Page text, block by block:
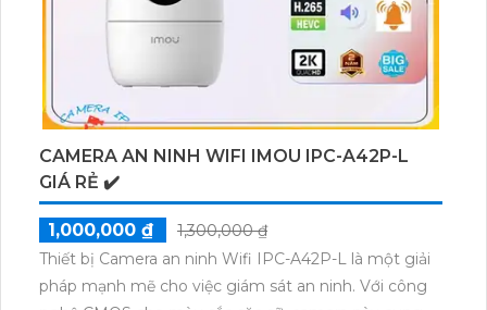
năng Xoay 360 độ linh hoạt. Nắm bắt mọi diễn biến,
camera IP Wifi CS-H8c-R200-1J4WKFL thực sự là sự
lựa chọn ưu việt và tiết kiệm.
CAMERA AN NINH WIFI IMOU IPC-A42P-L
GIÁ RẺ ✔️
1,000,000 ₫
1,300,000 ₫
Thiết bị Camera an ninh Wifi IPC-A42P-L là một giải
pháp mạnh mẽ cho việc giám sát an ninh. Với công